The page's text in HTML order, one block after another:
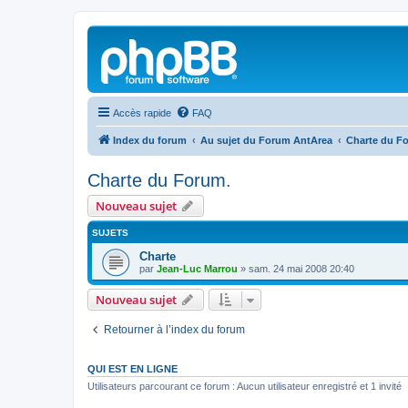
Accès rapide FAQ
Index du forum Au sujet du Forum AntArea Charte du
Charte du Forum.
Nouveau sujet
SUJETS
Charte
par Jean-Luc Marrou » sam. 24 mai 2008 20:40
Nouveau sujet
Retourner à l’index du forum
QUI EST EN LIGNE
Utilisateurs parcourant ce forum : Aucun utilisateur enregistré et 1 invité